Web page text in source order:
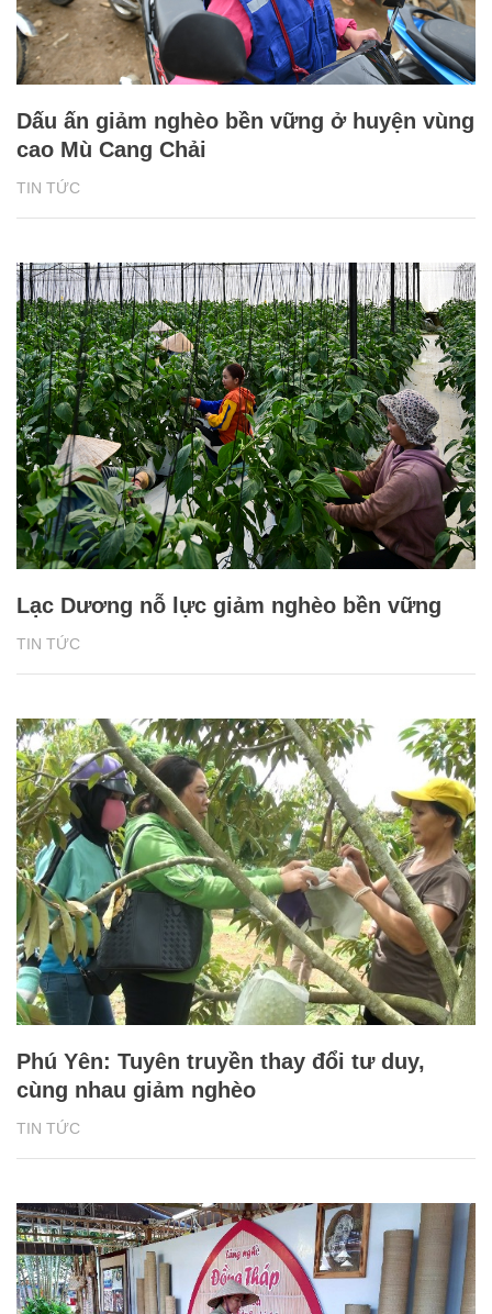
TIN TỨC
Dấu ấn giảm nghèo bền vững ở huyện vùng
cao Mù Cang Chải
TIN TỨC
Lạc Dương nỗ lực giảm nghèo bền vững
TIN TỨC
Phú Yên: Tuyên truyền thay đổi tư duy,
cùng nhau giảm nghèo